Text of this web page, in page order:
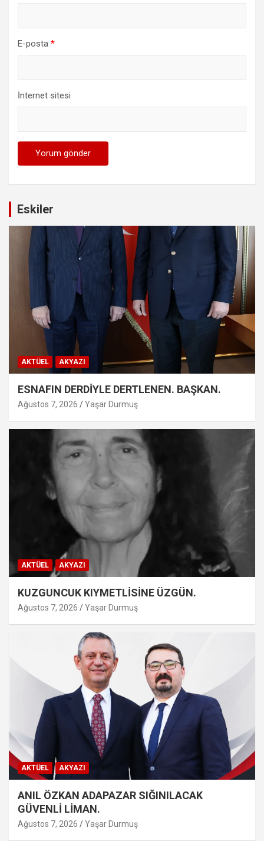
E-posta *
İnternet sitesi
Eskiler
AKTÜEL AKYAZI
ESNAFIN DERDİYLE DERTLENEN. BAŞKAN.
Ağustos 7, 2026 Yaşar Durmuş
AKTÜEL AKYAZI
KUZGUNCUK KIYMETLİSİNE ÜZGÜN.
Ağustos 7, 2026 Yaşar Durmuş
AKTÜEL AKYAZI
ANIL ÖZKAN ADAPAZAR SIĞINILACAK
GÜVENLİ LİMAN.
Ağustos 7, 2026 Yaşar Durmuş